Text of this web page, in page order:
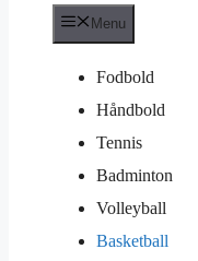
Menu
Fodbold
Håndbold
Tennis
Badminton
Volleyball
Basketball